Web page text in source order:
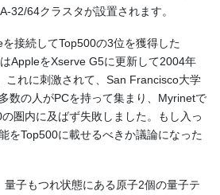
32/64クラスタが設置されます。
接続してTop500の3位を獲得した
AppleをXserve G5に更新して2004年
これに刺激されて、San Francisco大学
数の人がPCを持って集まり、Myrinetで
圏内に及ばず失敗しました。もし入っ
をTop500に載せるべきか議論になった
子もつれ状態にある原子2個の量子テ